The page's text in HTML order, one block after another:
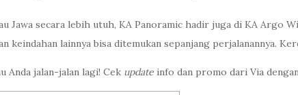
Jawa secara lebih utuh, KA Panoramic hadir juga di KA Argo
keindahan lainnya bisa ditemukan sepanjang perjalanannya.
Anda jalan-jalan lagi! Cek update info dan promo dari Via